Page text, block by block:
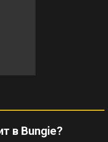
в Bungie?